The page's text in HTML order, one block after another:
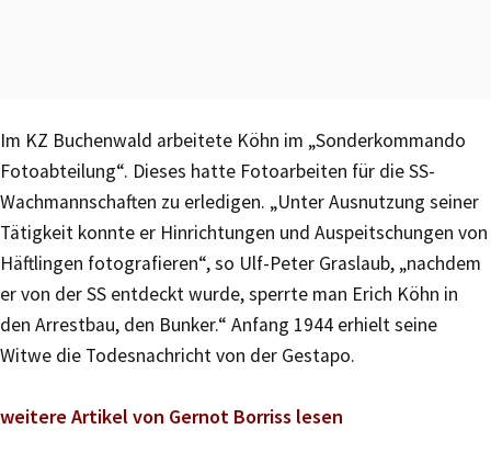
Im KZ Buchenwald arbeitete Köhn im „Sonderkommando
Fotoabteilung“. Dieses hatte Fotoarbeiten für die SS-
Wachmannschaften zu erledigen. „Unter Ausnutzung seiner
Tätigkeit konnte er Hinrichtungen und Auspeitschungen von
Häftlingen fotografieren“, so Ulf-Peter Graslaub, „nachdem
er von der SS entdeckt wurde, sperrte man Erich Köhn in
den Arrestbau, den Bunker.“ Anfang 1944 erhielt seine
Witwe die Todesnachricht von der Gestapo.
weitere Artikel von Gernot Borriss lesen